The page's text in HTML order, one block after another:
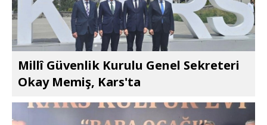
Millî Güvenlik Kurulu Genel Sekreteri
Okay Memiş, Kars'ta